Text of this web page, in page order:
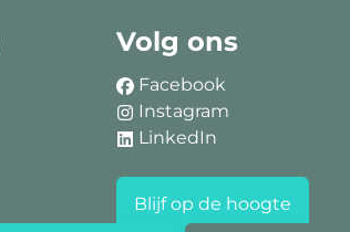
Volg ons
Facebook
Instagram
LinkedIn
Blijf op de hoogte